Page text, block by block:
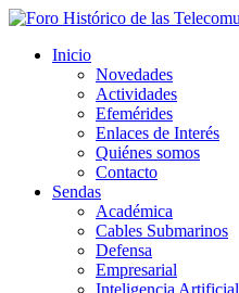
Inicio
Novedades
Actividades
Efemérides
Enlaces de Interés
Quiénes somos
Contacto
Sendas
Académica
Cables Submarinos
Defensa
Empresarial
Inteligencia Artificial